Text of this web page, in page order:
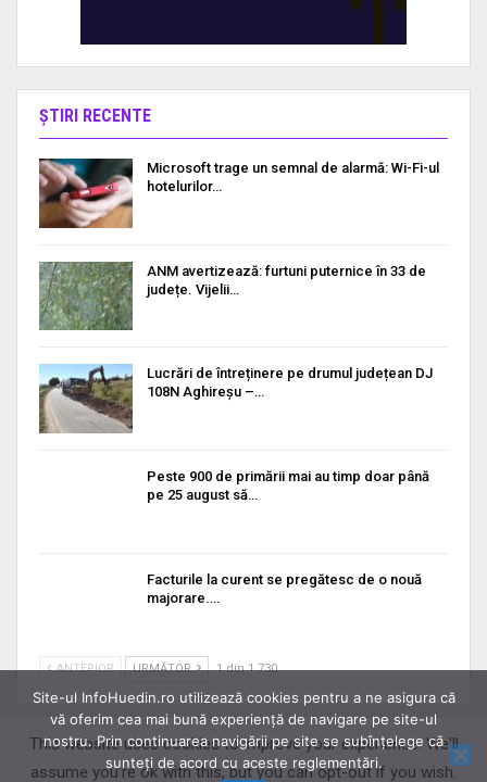
ȘTIRI RECENTE
Microsoft trage un semnal de alarmă: Wi-Fi-ul
hotelurilor…
ANM avertizează: furtuni puternice în 33 de
județe. Vijelii…
Lucrări de întreținere pe drumul județean DJ
108N Aghireșu –…
Peste 900 de primării mai au timp doar până
pe 25 august să…
Facturile la curent se pregătesc de o nouă
majorare.…
ANTERIOR URMĂTOR 1 din 1.730
© 2026 - Info Huedin. All Rights Reserved.
This website uses cookies to improve your experience. We'll
assume you're ok with this, but you can opt-out if you wish.
Site-ul InfoHuedin.ro utilizează cookies pentru a ne asigura că
vă oferim cea mai bună experiență de navigare pe site-ul
nostru. Prin continuarea navigării pe site se subînțelege că
sunteți de acord cu aceste reglementări.